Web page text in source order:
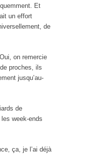
Et
un effort
de
on remercie
proches, ils
jusqu’au-
de
week-ends
ça, je l’ai déjà